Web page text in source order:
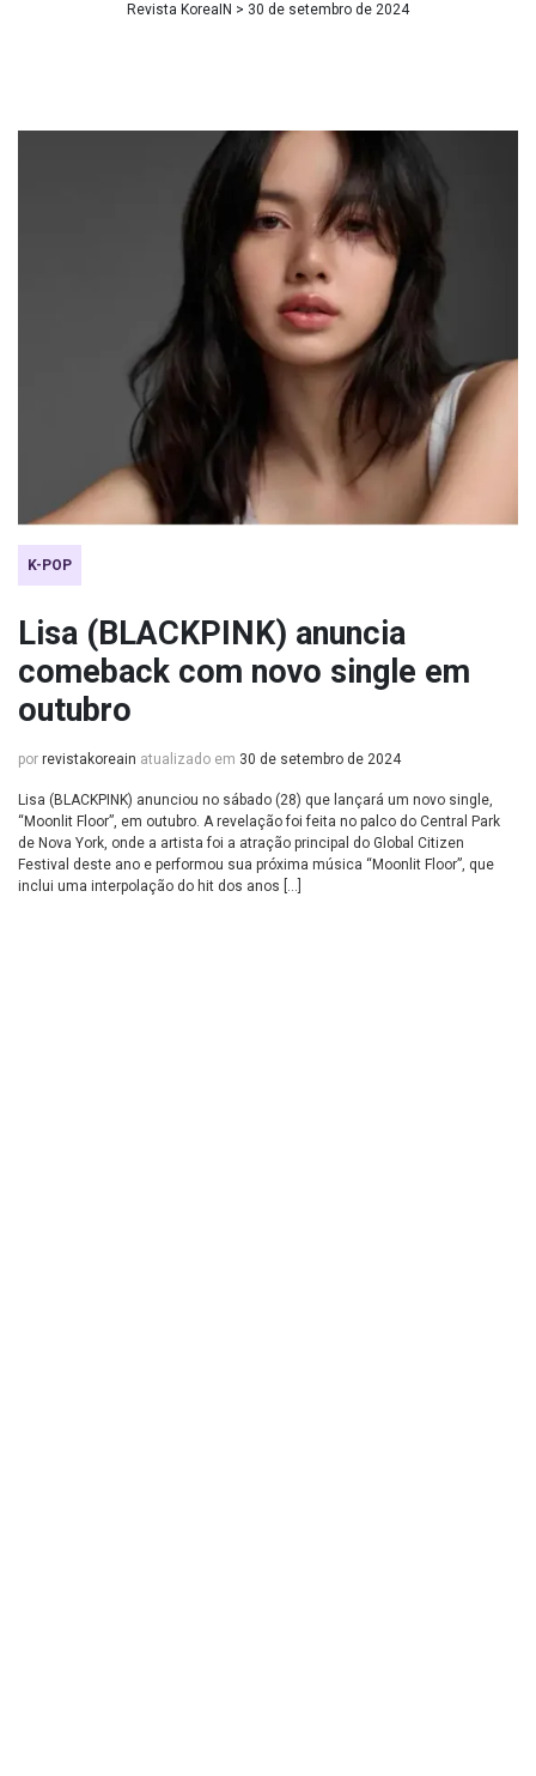
Revista KoreaIN > 30 de setembro de 2024
K-POP
Lisa (BLACKPINK) anuncia
comeback com novo single em
outubro
por revistakoreain atualizado em 30 de setembro de 2024
Lisa (BLACKPINK) anunciou no sábado (28) que lançará um novo single,
“Moonlit Floor”, em outubro. A revelação foi feita no palco do Central Park
de Nova York, onde a artista foi a atração principal do Global Citizen
Festival deste ano e performou sua próxima música “Moonlit Floor”, que
inclui uma interpolação do hit dos anos […]